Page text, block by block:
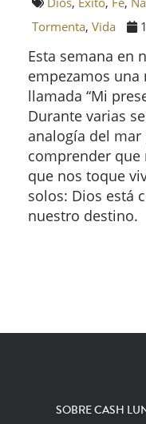
Tormenta, Vida
Esta semana en
empezamos
llamada “Mi
Durante varias
analogía del
comprender
que nos toque
solos: Dios está
nuestro destino.
SOBRE CASH